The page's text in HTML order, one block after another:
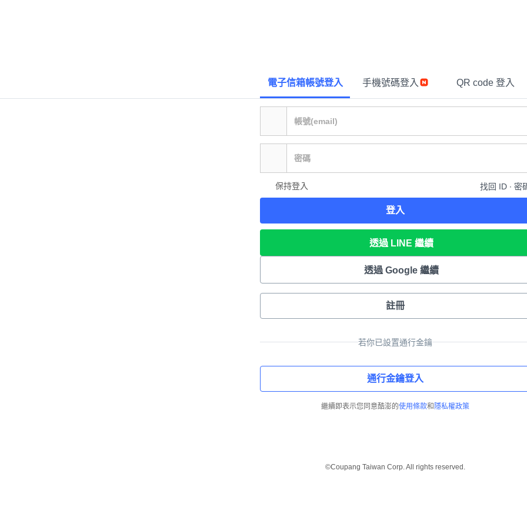
電子信箱帳號登入 手機號碼登入 QR code 登入
保持登入 找回 ID ∙ 密
登入
透過 LINE 繼續
透過 Google 繼續
註冊
若你已設置通行金鑰
通行金鑰登入
繼續即表示您同意酷澎的使用條款和 隱私權政策
©Coupang Taiwan Corp. All rights reserved.